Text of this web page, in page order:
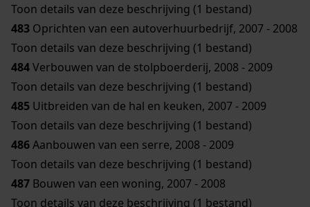
Toon details van deze beschrijving (1 bestand)
483 Oprichten van een autoverhuurbedrijf, 2007 - 2008
Toon details van deze beschrijving (1 bestand)
484Verbouwen van de stolpboerderij, 2008 - 2009
Toon details van deze beschrijving (1 bestand)
485 Uitbreiden van de hal en keuken, 2007 - 2009
Toon details van deze beschrijving (1 bestand)
486Aanbouwen van een serre, 2008 - 2009
Toon details van deze beschrijving (1 bestand)
487 Bouwen van een woning, 2007 - 2008
Toon details van deze beschrijving (1 bestand)